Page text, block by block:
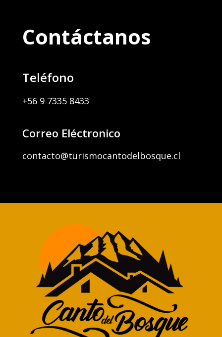
Contáctanos
Teléfono
+56 9 7335 8433
Correo Eléctronico
contacto@turismocantodelbosque.cl